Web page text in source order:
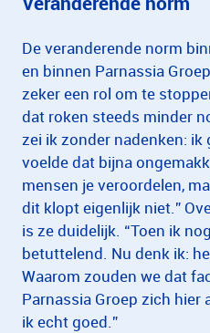
De veranderende norm
en binnen Parnassia
zeker een rol om te
dat roken steeds minder
zei ik zonder nadenken: ik
voelde dat bijna
mensen je veroordelen,
dit klopt eigenlijk niet.”
is ze duidelijk. “Toen ik
betuttelend. Nu denk ik:
Waarom zouden we dat
Parnassia Groep zich hier
ik echt goed.”